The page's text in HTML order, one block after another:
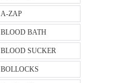
A-ZAP
BLOOD BATH
BLOOD SUCKER
BOLLOCKS